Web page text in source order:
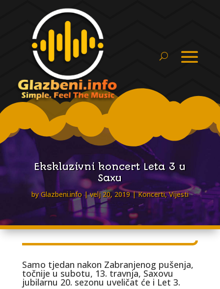
Ekskluzivni koncert Leta 3 u
Saxu
byGlazbeni.info velj 20, 2019 Koncerti,Vijesti
Samo tjedan nakon Zabranjenog pušenja,
točnije u subotu, 13. travnja, Saxovu
jubilarnu 20. sezonu uveličat će i Let 3.